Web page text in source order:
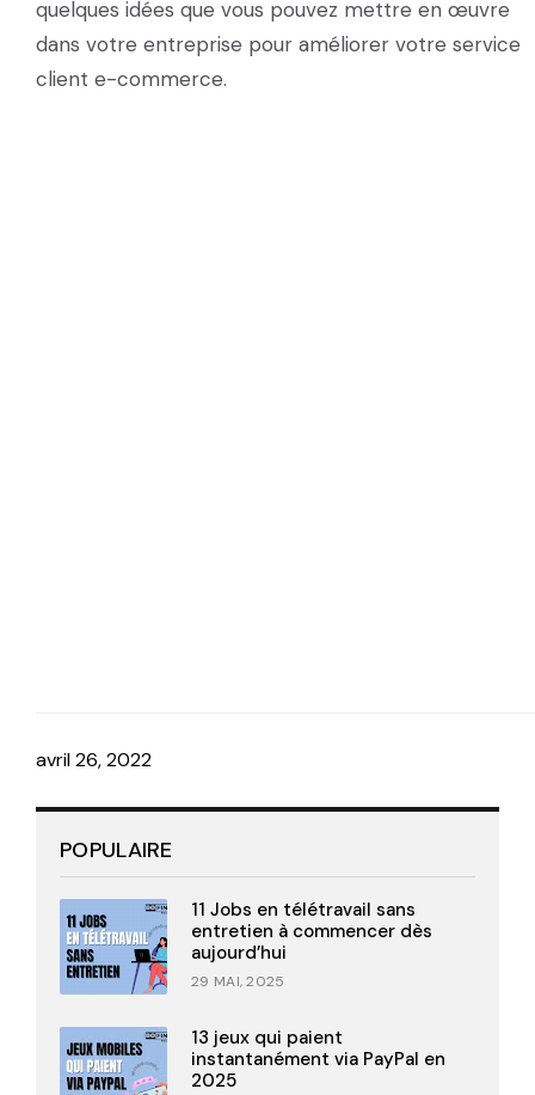
quelques idées que vous pouvez mettre en œuvre
dans votre entreprise pour améliorer votre service
client e-commerce.
avril 26, 2022
POPULAIRE
11 Jobs en télétravail sans
entretien à commencer dès
aujourd’hui
29 MAI, 2025
13 jeux qui paient
instantanément via PayPal en
2025